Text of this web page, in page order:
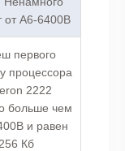
от A6-6400B
первого
процессора
2222
больше чем
и равен
256 Кб